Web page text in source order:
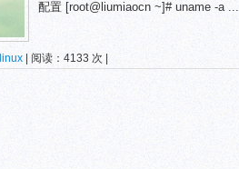
配置 [root@liumiaocn ~]# uname -a ...
linux | 阅读：4133 次 |